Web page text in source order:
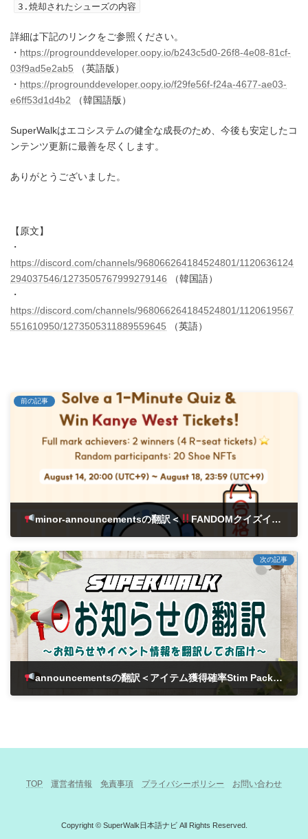
3.焼却されたシューズの内容
詳細は下記のリンクをご参照ください。
・ https://progrounddeveloper.oopy.io/b243c5d0-26f8-4e08-81cf-
03f9ad5e2ab5 （英語版）
・ https://progrounddeveloper.oopy.io/f29fe56f-f24a-4677-ae03-
e6ff53d1d4b2 （韓国語版）
SuperWalkはエコシステムの健全な成長のため、今後も安定したコ
ンテンツ更新に最善を尽くします。
ありがとうございました。
【原文】
・
https://discord.com/channels/968066264184524801/1120636124
294037546/1273505767999279146 （韓国語）
・
https://discord.com/channels/968066264184524801/1120619567
551610950/1273505311889559645 （英語）
前の記事
minor-announcementsの翻訳＜ FANDOMクイズイベント
次の記事
announcementsの翻訳＜アイテム獲得確率Stim Packアップデートのお知らせ＞
TOP 運営者情報 免責事項 プライバシーポリシー お問い合わせ
Copyright © SuperWalk日本語ナビ All Rights Reserved.